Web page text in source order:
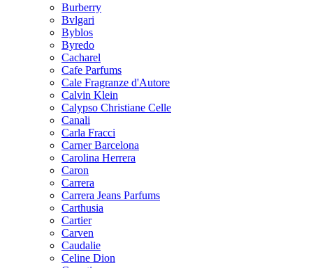
Burberry
Bvlgari
Byblos
Byredo
Cacharel
Cafe Parfums
Cale Fragranze d'Autore
Calvin Klein
Calypso Christiane Celle
Canali
Carla Fracci
Carner Barcelona
Carolina Herrera
Caron
Carrera
Carrera Jeans Parfums
Carthusia
Cartier
Carven
Caudalie
Celine Dion